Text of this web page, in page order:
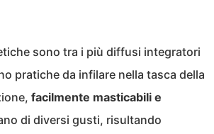
sono tra i più diffusi integratori
pratiche da infilare nella tasca della
facilmente masticabili e
di diversi gusti, risultando